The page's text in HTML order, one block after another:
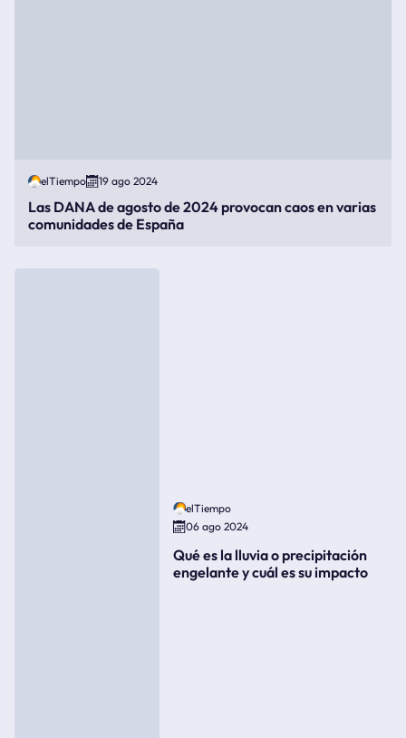
elTiempo 19 ago 2024
Las DANA de agosto de 2024 provocan caos en varias
comunidades de España
elTiempo
06 ago 2024
Qué es la lluvia o precipitación
engelante y cuál es su impacto